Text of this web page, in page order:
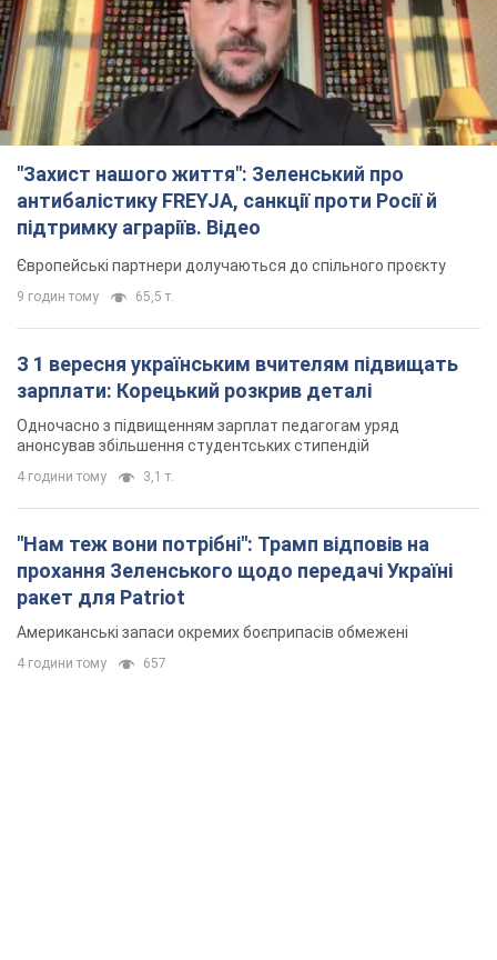
"Захист нашого життя": Зеленський про
антибалістику FREYJA, санкції проти Росії й
підтримку аграріїв. Відео
Європейські партнери долучаються до спільного проєкту
9 годин тому 65,5 т.
З 1 вересня українським вчителям підвищать
зарплати: Корецький розкрив деталі
Одночасно з підвищенням зарплат педагогам уряд
анонсував збільшення студентських стипендій
4 години тому 3,1 т.
"Нам теж вони потрібні": Трамп відповів на
прохання Зеленського щодо передачі Україні
ракет для Patriot
Американські запаси окремих боєприпасів обмежені
4 години тому 657